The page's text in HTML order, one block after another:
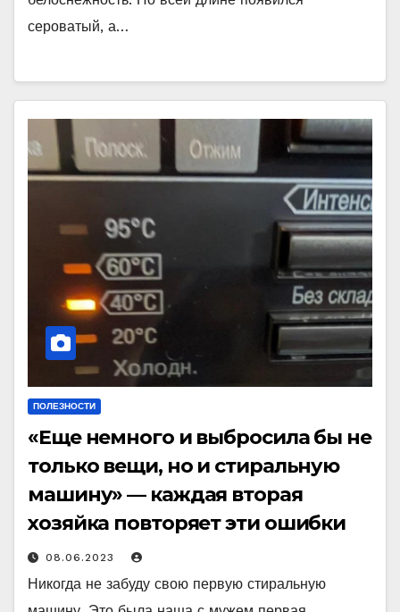
сероватый, а…
ПОЛЕЗНОСТИ
«Еще немного и выбросила бы не
только вещи, но и стиральную
машину» — каждая вторая
хозяйка повторяет эти ошибки
08.06.2023
Никогда не забуду свою первую стиральную